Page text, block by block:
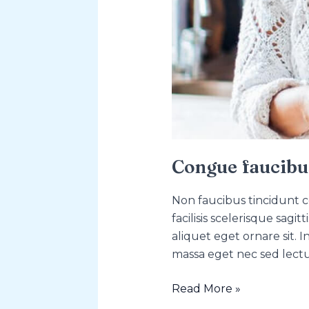
Congue
Non faucibus tincidunt
facilisis scelerisque
aliquet eget ornare sit.
massa eget nec sed
Read More »